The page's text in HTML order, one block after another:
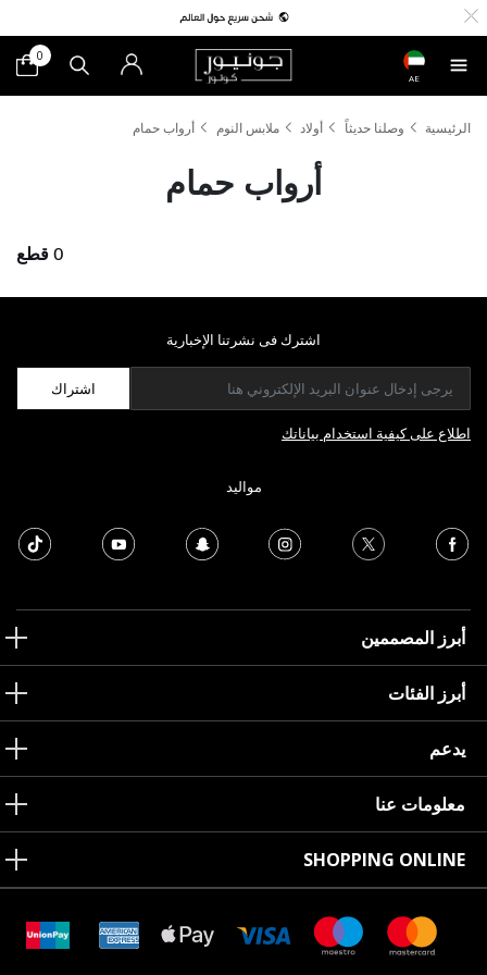
AE
0
الرئيسية وصلنا حديثاً أولاد ملابس النوم أرواب حمام
أرواب حمام
0 قطع
اشترك فى نشرتنا الإخبارية
اشتراك
اطلاع على كيفية استخدام بياناتك
مواليد
أبرز المصممين
أبرز الفئات
يدعم
معلومات عنا
SHOPPING ONLINE